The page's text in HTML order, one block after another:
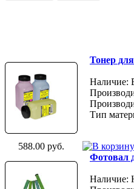
Тонер
Наличие:
Тип
588.00 руб.
Фотовал
Наличие: